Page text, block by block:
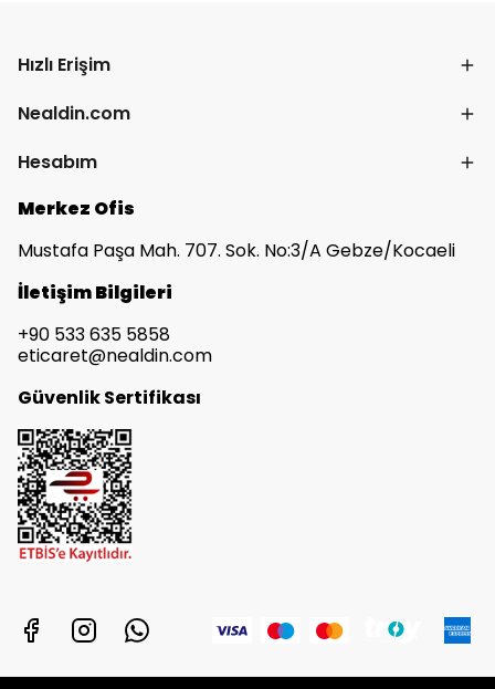
Hızlı Erişim
Nealdin.com
Hesabım
Merkez Ofis
Mustafa Paşa Mah. 707. Sok. No:3/A Gebze/Kocaeli
İletişim Bilgileri
+90 533 635 5858
eticaret@nealdin.com
Güvenlik Sertifikası